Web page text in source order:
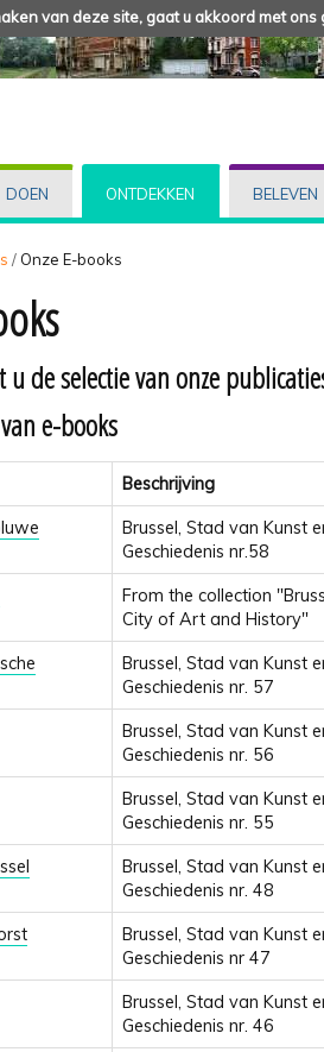
van deze site, gaat u akkoord met ons
DOEN ONTDEKKEN BELEVEN
/ Onze E-books
de selectie van onze
e-books
Beschrijving
Brussel, Stad van Kunst
Geschiedenis nr.58
From the collection
City of Art and History"
Brussel, Stad van Kunst
Geschiedenis nr. 57
Brussel, Stad van Kunst
Geschiedenis nr. 56
Brussel, Stad van Kunst
Geschiedenis nr. 55
Brussel, Stad van Kunst
Geschiedenis nr. 48
Brussel, Stad van Kunst
Geschiedenis nr 47
Brussel, Stad van Kunst
Geschiedenis nr. 46